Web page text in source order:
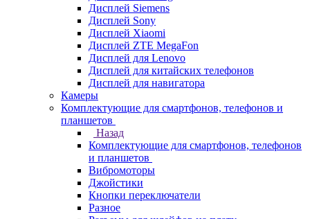
Дисплей Siemens
Дисплей Sony
Дисплей Xiaomi
Дисплей ZTE MegaFon
Дисплей для Lenovo
Дисплей для китайских телефонов
Дисплей для навигатора
Камеры
Комплектующие для смартфонов, телефонов и
планшетов
Назад
Комплектующие для смартфонов, телефонов
и планшетов
Вибромоторы
Джойстики
Кнопки переключатели
Разное